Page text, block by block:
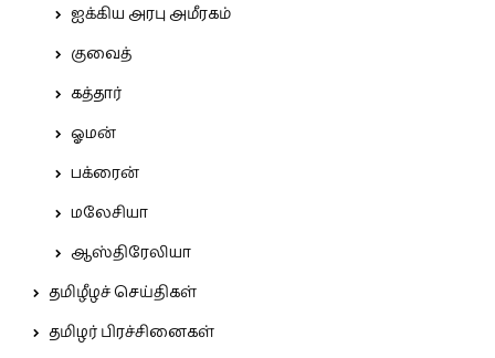
ஐக்கிய அரபு அமீரகம்
குவைத்
கத்தார்
ஓமன்
பக்ரைன்
மலேசியா
ஆஸ்திரேலியா
தமிழீழச் செய்திகள்
தமிழர் பிரச்சினைகள்